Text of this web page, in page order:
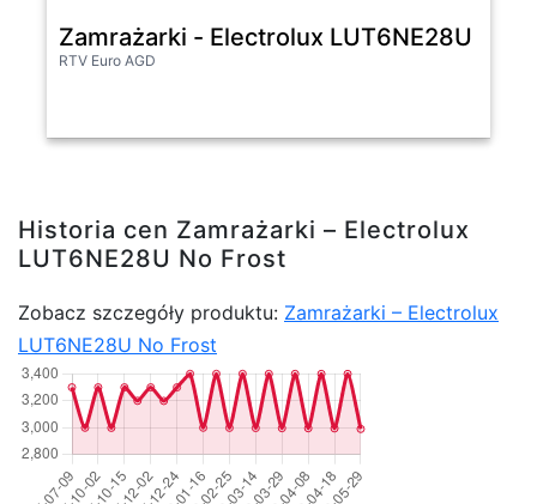
Zamrażarki - Electrolux LUT6NE28U No
RTV Euro AGD
Historia cen Zamrażarki – Electrolux
LUT6NE28U No Frost
Zobacz szczegóły produktu: Zamrażarki – Electrolux
LUT6NE28U No Frost